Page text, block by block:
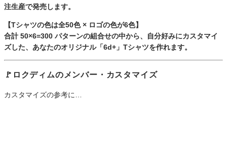
注生産で発売します。
【Tシャツの色は全50色 × ロゴの色が6色】
合計 50×6=300 パターンの組合せの中から、自分好みにカスタマイ
ズした、あなたのオリジナル「6d+」Tシャツを作れます。
🚩ロクディムのメンバー・カスタマイズ
カスタマイズの参考に…